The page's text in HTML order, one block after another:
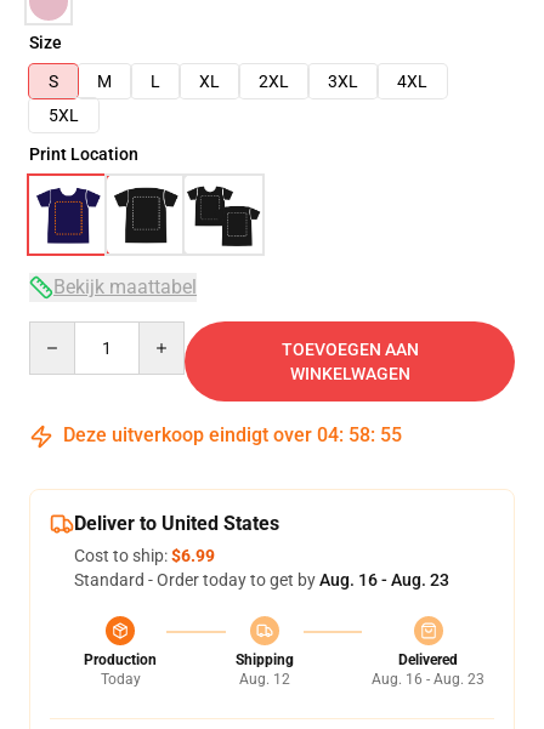
Size
S
M L XL 2XL 3XL
4XL
5XL
Print Location
Bekijk maattabel
TOEVOEGEN AAN
WINKELWAGEN
Deze uitverkoop eindigt over 04: 58: 54
Deliver to United States
Cost to ship:$6.99
Standard - Order today to get byAug. 16 - Aug. 23
Production
Today
Shipping
Aug. 12
Delivered
Aug. 16 - Aug. 23